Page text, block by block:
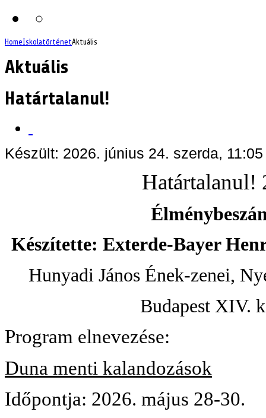
HomeIskolatörténetAktuális
Aktuális
Határtalanul!
Készült: 2026. június 24. szerda, 11:05
Határtalanul!
Készítette: Exterde-Bayer
Hunyadi János Ének-zenei,
Budapest XIV.
Program elnevezése:
Duna menti kalandozások
Időpontja: 2026. május 28-30.